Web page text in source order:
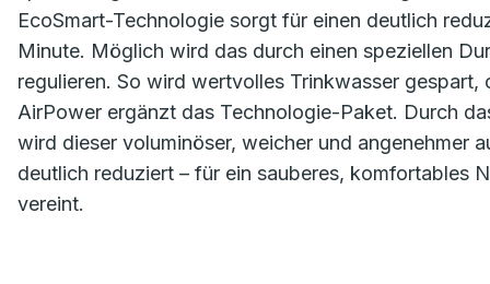
EcoSmart-Technologie sorgt für einen deutlich
Minute. Möglich wird das durch einen speziellen
regulieren. So wird wertvolles Trinkwasser
AirPower ergänzt das Technologie-Paket. Durch
wird dieser voluminöser, weicher und angenehmer
deutlich reduziert – für ein sauberes, komfortables
vereint.